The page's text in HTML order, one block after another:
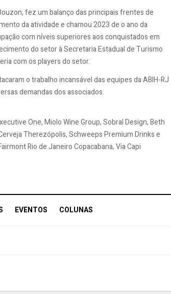
fez um balanço das principais frentes de
da atividade e chamou 2023 de o ano da
com níveis superiores aos conquistados em
do setor à Secretaria Estadual de Turismo
com os players do setor.
o trabalho incansável das equipes da ABIH-RJ
demandas dos associados.
One, Miolo Wine Group, Sobral Design, Beth
Therezópolis, Schweeps Premium Drinks e
Rio de Janeiro Copacabana, Via Capi
EVENTOS COLUNAS